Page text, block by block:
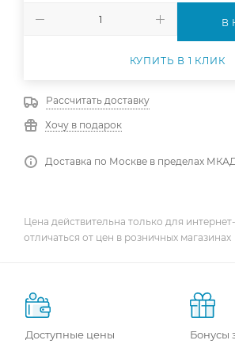
В
КУПИТЬ В 1 КЛИК
Рассчитать доставку
Хочу в подарок
Доставка по Москве в пределах
Цена действительна только для
отличаться от цен в розничных магазинах
Доступные цены
Бонусы